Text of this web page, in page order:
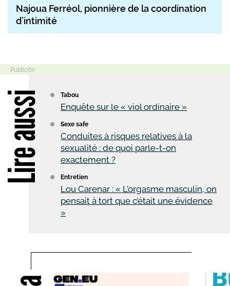
Najoua Ferréol, pionnière de la coordination
d’intimité
Tabou
Enquête sur le « viol ordinaire »
Sexe safe
Conduites à risques relatives à la
sexualité : de quoi parle-t-on
exactement ?
Entretien
Lou Carenar : « L'orgasme masculin, on
pensait à tort que c’était une évidence
»